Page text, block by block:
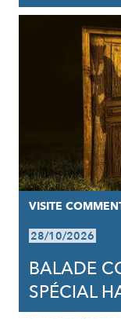
VISITE
28/10/2026
BALADE
SPÉCIAL